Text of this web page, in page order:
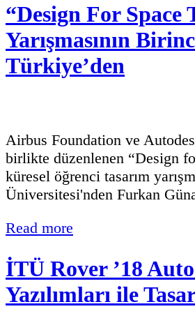
“Design For Space
Yarışmasının
Türkiye’den
Airbus Foundation ve
birlikte düzenlenen “Design
küresel öğrenci tasarım
Üniversitesi'nden Furkan
Read more
İTÜ Rover ’18
Yazılımları ile